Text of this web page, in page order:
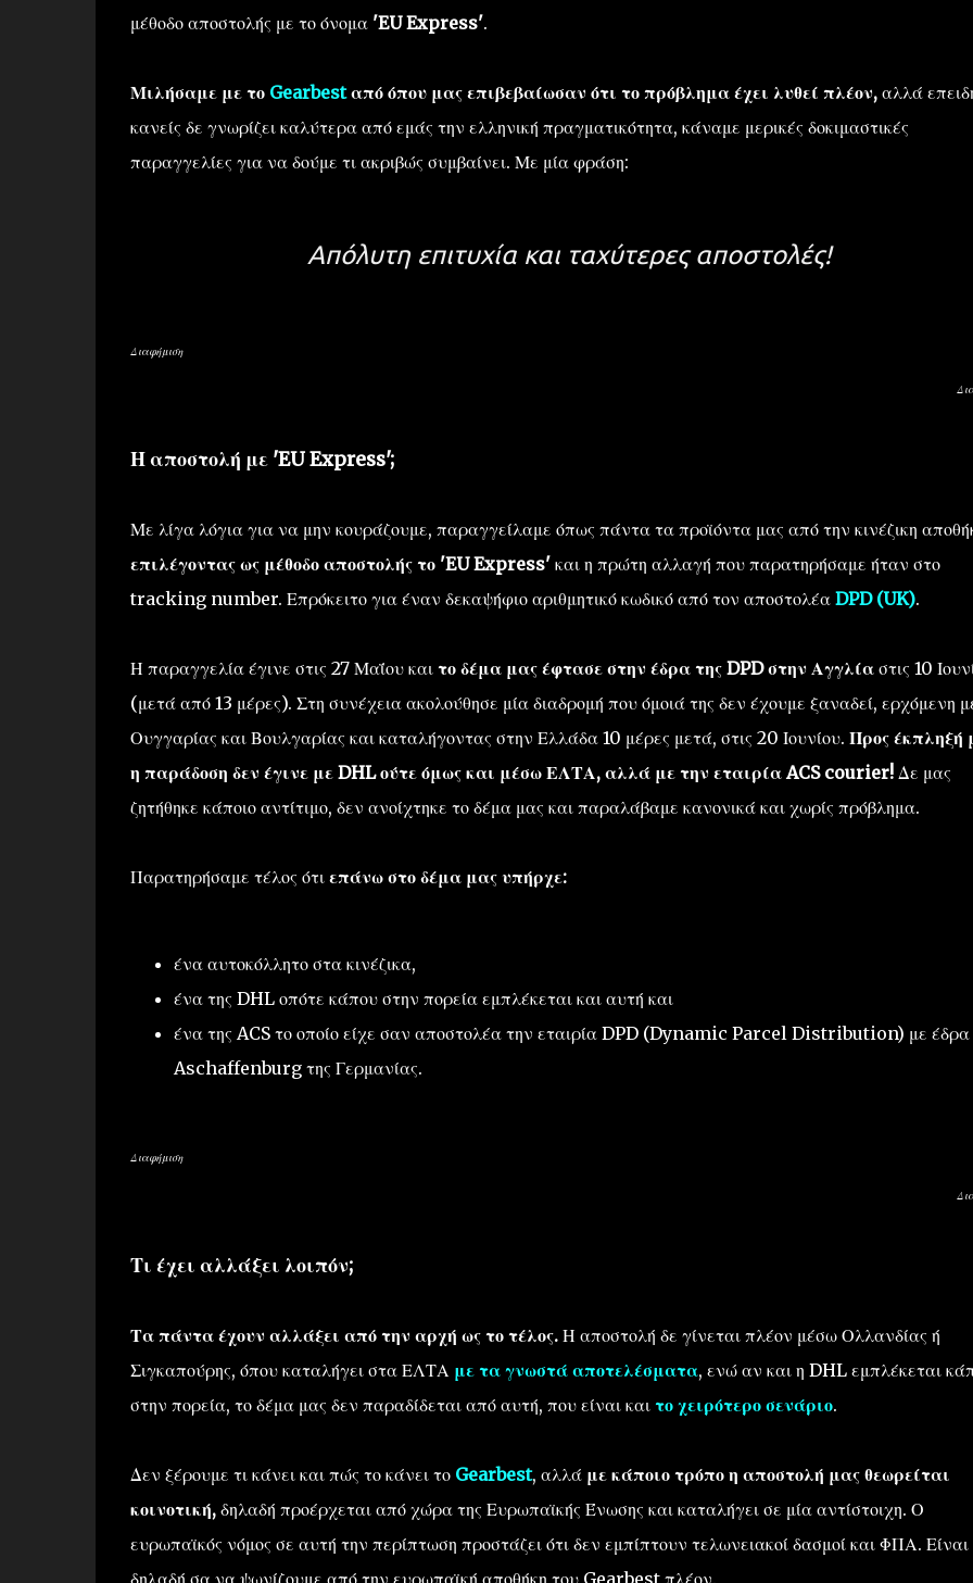
μέθοδο αποστολής με το όνομα 'EU Express'.
Μιλήσαμε με το Gearbestαπό όπου μας επιβεβαίωσαν ότι το πρόβλημα έχει λυθεί πλέον,αλλά
κανείς δε γνωρίζει καλύτερα από εμάς την ελληνική πραγματικότητα, κάναμε μερικές δοκιμαστικές
παραγγελίες για να δούμε τι ακριβώς συμβαίνει. Με μία φράση:
Απόλυτη επιτυχία και ταχύτερες αποστολές!
Διαφήμιση
Η αποστολή με 'EU Express';
Με λίγα λόγια για να μην κουράζουμε, παραγγείλαμε όπως πάντα τα προϊόντα μας από την κινέζικη
επιλέγοντας ως μέθοδο αποστολής το 'EU Express'και η πρώτη αλλαγή που παρατηρήσαμε ήταν στο
tracking number. Επρόκειτο για έναν δεκαψήφιο αριθμητικό κωδικό από τον αποστολέα DPD (UK).
Η παραγγελία έγινε στις 27 Μαΐου και το δέμα μας έφτασε στην έδρα της DPD στην Αγγλία στις 10
(μετά από 13 μέρες). Στη συνέχεια ακολούθησε μία διαδρομή που όμοιά της δεν έχουμε ξαναδεί, ερχόμενη
Ουγγαρίας και Βουλγαρίας και καταλήγοντας στην Ελλάδα 10 μέρες μετά, στις 20 Ιουνίου. Προς έκπληξή
η παράδοση δεν έγινε με DHL ούτε όμως και μέσω ΕΛΤΑ, αλλά με την εταιρία ACS courier!Δε μας
ζητήθηκε κάποιο αντίτιμο, δεν ανοίχτηκε το δέμα μας και παραλάβαμε κανονικά και χωρίς πρόβλημα.
Παρατηρήσαμε τέλος ότι επάνω στο δέμα μας υπήρχε:
ένα αυτοκόλλητο στα κινέζικα,
ένα της DHL οπότε κάπου στην πορεία εμπλέκεται και αυτή και
ένα της ACS το οποίο είχε σαν αποστολέα την εταιρία DPD (Dynamic Parcel Distribution) με έδρα
Aschaffenburg της Γερμανίας.
Διαφήμιση
Τι έχει αλλάξει λοιπόν;
Τα πάντα έχουν αλλάξει από την αρχή ως το τέλος.Η αποστολή δε γίνεται πλέον μέσω Ολλανδίας ή
Σιγκαπούρης, όπου καταλήγει στα ΕΛΤΑ με τα γνωστά αποτελέσματα, ενώ αν και η DHL εμπλέκεται
στην πορεία, το δέμα μας δεν παραδίδεται από αυτή, που είναι και το χειρότερο σενάριο.
Δεν ξέρουμε τι κάνει και πώς το κάνει το Gearbest, αλλά με κάποιο τρόπο η αποστολή μας θεωρείται
κοινοτική,δηλαδή προέρχεται από χώρα της Ευρωπαϊκής Ένωσης και καταλήγει σε μία αντίστοιχη. Ο
ευρωπαϊκός νόμος σε αυτή την περίπτωση προστάζει ότι δεν εμπίπτουν τελωνειακοί δασμοί και ΦΠΑ. Είναι
δηλαδή σα να ψωνίζουμε από την ευρωπαϊκή αποθήκη του Gearbest πλέον.